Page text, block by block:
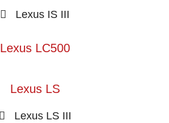
Lexus IS III
Lexus LC500
Lexus LS
Lexus LS III